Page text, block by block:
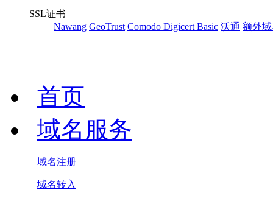
SSL证书
Nawang GeoTrust Comodo Digicert Basic 沃通 额外
首页
域名服务
域名注册
域名转入